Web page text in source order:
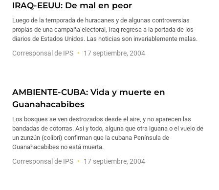
IRAQ-EEUU: De mal en peor
Luego de la temporada de huracanes y de algunas controversias
propias de una campaña electoral, Iraq regresa a la portada de los
diarios de Estados Unidos. Las noticias son invariablemente malas.
Corresponsal de IPS 17 septiembre, 2004
AMBIENTE-CUBA: Vida y muerte en
Guanahacabibes
Los bosques se ven destrozados desde el aire, y no aparecen las
bandadas de cotorras. Así y todo, alguna que otra iguana o el vuelo de
un zunzún (colibrí) confirman que la cubana Península de
Guanahacabibes no está muerta.
Corresponsal de IPS 17 septiembre, 2004